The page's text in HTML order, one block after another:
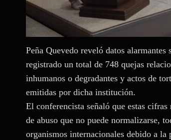
Peña Quevedo reveló datos
registrado un total de 748 quejas
inhumanos o degradantes y actos de
emitidas por dicha institución.
El conferencista señaló que estas
de abuso que no puede normalizarse,
organismos internacionales debido a la